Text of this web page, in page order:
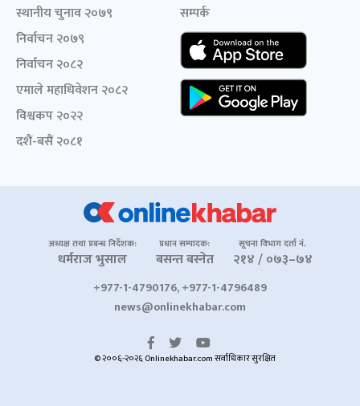
स्थानीय चुनाव २०७९
निर्वाचन २०७९
निर्वाचन २०८२
एमाले महाधिवेशन २०८२
विश्वकप २०२२
दशैं-बसैं २०८१
सम्पर्क
अध्यक्ष तथा प्रबन्ध निर्देशक:
धर्मराज भुसाल
प्रधान सम्पादक:
बसन्त बस्नेत
सूचना विभाग दर्ता नं.
२१४ / ०७३–७४
+977-1-4790176, +977-1-4796489
news@onlinekhabar.com
© २००६-२०२६ Onlinekhabar.com सर्वाधिकार सुरक्षित